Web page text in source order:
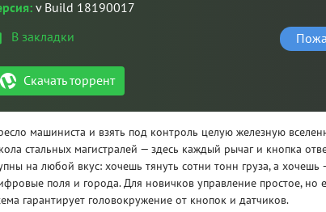
v Build 18190017
В закладки
Скачать торрент
машиниста и взять под контроль целую железную
стальных магистралей — здесь каждый рычаг и кнопка
на любой вкус: хочешь тянуть сотни тонн груза, а хочешь
поля и города. Для новичков управление простое, но
гарантирует головокружение от кнопок и датчиков.